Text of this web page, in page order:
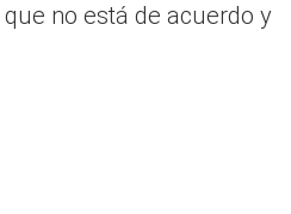
no está de acuerdo y